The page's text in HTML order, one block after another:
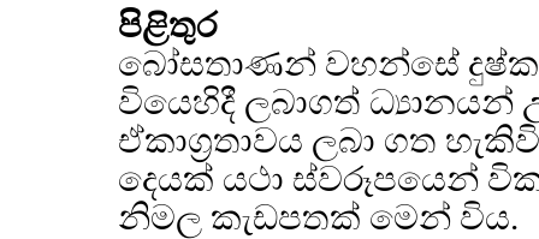
පිළිතුර
බෝසතාණන් වහන්සේ
වියෙහිදී ලබාගත්
ඒකාග්‍රතාවය ලබා ගත
දෙයක් යථා ස්වරූපයෙන්
නිමල කැඩපතක් මෙන් විය.